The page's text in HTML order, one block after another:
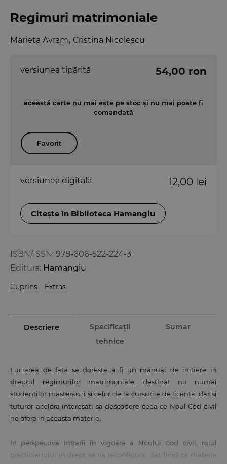
Regimuri matrimoniale
Marieta Avram, Cristina Nicolescu
ISBN/ISSN: 978-606-522-224-3
Editura: Hamangiu
Cuprins Extras
versiunea tipărită 54,00 ron
această carte nu mai este pe stoc și nu mai poate fi
comandată
Favorit
versiunea digitală 12,00 lei
Citește în Biblioteca Hamangiu
Descriere
Specificații
tehnice
Sumar
Lucrarea de fata se doreste a fi un manual de initiere in
dreptul regimurilor matrimoniale, destinat nu numai
studentilor masteranzi si celor de la cursurile de licenta, dar si
tuturor acelora interesati sa descopere ceea ce Noul Cod civil
ne ofera in aceasta materie.
In perspectiva intrarii in vigoare a Noului Cod civil, rolul
practicianului in drept se va reconfigura, dat fiind ca materia